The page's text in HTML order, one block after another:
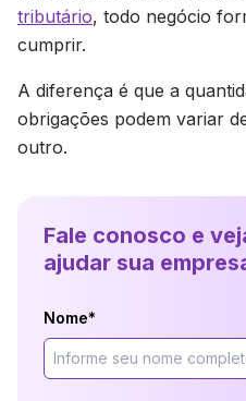
tributário, todo negócio
cumprir.
A diferença é que a
obrigações podem variar
outro.
Fale conosco e
ajudar sua
Nome*